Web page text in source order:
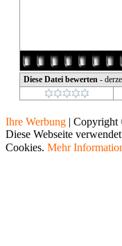
Diese Datei bewerten -
Ihre Werbung | Copyright
Diese Webseite
Cookies. Mehr